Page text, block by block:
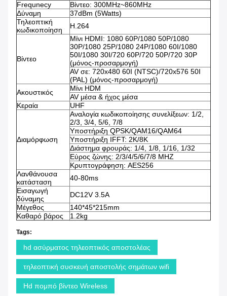
Frequnecy
Βίντεο: 300MHz~860MHz
Δύναμη
37dBm (5Watts)
Τηλεοπτική
κωδικοποίηση
H.264
Βίντεο
Μίνι HDMI: 1080 60P/1080 50P/1080
30P/1080 25P/1080 24P/1080 60I/1080
50I/1080 30I/720 60P/720 50P/720 30P
(μόνος-προσαρμογή)
AV σε: 720x480 60I (NTSC)/720x576 50I
(PAL) (μόνος-προσαρμογή)
Ακουστικός
Μίνι HDM
AV μέσα & ήχος μέσα
Κεραία
UHF
Διαμόρφωση
Αναλογία κωδικοποίησης συνελίξεων: 1/2,
2/3, 3/4, 5/6, 7/8
Υποστήριξη QPSK/QAM16/QAM64
Υποστήριξη IFFT: 2K/8K
Διάστημα φρουράς: 1/4, 1/8, 1/16, 1/32
Εύρος ζώνης: 2/3/4/5/6/7/8 MHZ
Κρυπτογράφηση: AES256
Λανθάνουσα
κατάσταση
40-80ms
Εισαγωγή
δύναμης
DC12V 3.5A
Μέγεθος
140*45*215mm
Καθαρό βάρος
1.2kg
Tags:
hd ασύρματος τηλεοπτικός αποστολέας
τηλεοπτική συσκευή αποστολής σημάτων wifi
Hd πομπό βίντεο Wireless